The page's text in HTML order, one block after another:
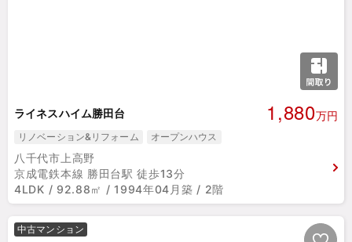
ライネスハイム勝田台 1,880万円
リノベーション&リフォーム オープンハウス
八千代市上高野
京成電鉄本線 勝田台駅 徒歩13分
4LDK / 92.88㎡ / 1994年04月築 / 2階
中古マンション